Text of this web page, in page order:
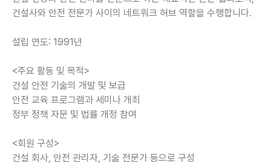
건설사와 안전 전문가 사이의 네트워크 허브 역할을 수행합니다.
설립 연도: 1991년
<주요 활동 및 목적>
건설 안전 기술의 개발 및 보급
안전 교육 프로그램과 세미나 개최
정부 정책 자문 및 법률 개정 참여
<회원 구성>
건설 회사, 안전 관리자, 기술 전문가 등으로 구성